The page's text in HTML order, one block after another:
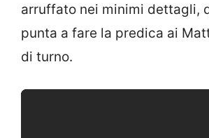
arruffato nei minimi dettagli,
punta a fare la predica ai
di turno.